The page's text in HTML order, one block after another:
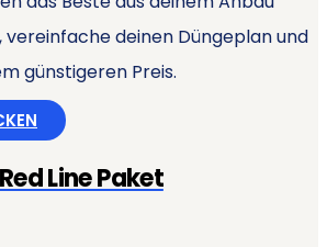
vereinfache deinen Düngeplan und
günstigeren Preis.
Red Line Paket